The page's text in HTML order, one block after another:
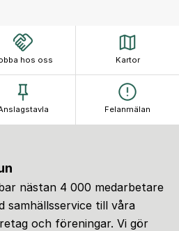
hos oss Kartor
Felanmälan
nästan 4 000 medarbetare
samhällsservice till våra
och föreningar. Vi gör